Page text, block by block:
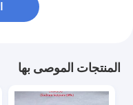
المنتجات الموصى بها